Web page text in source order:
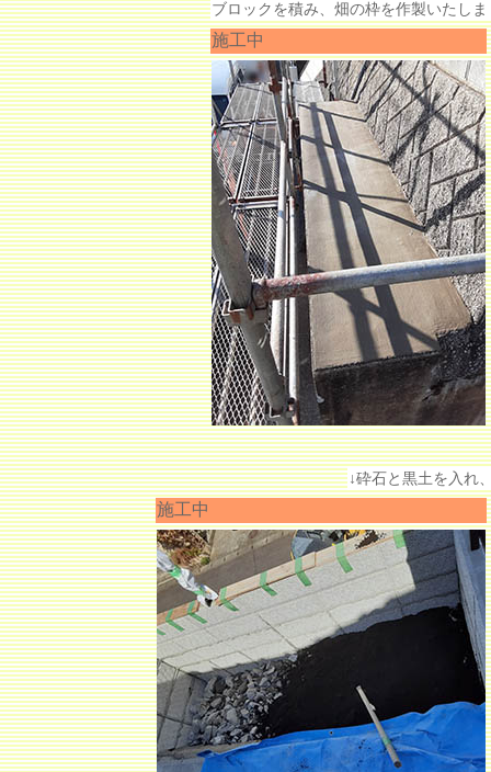
ブロックを積み、畑の枠を作製いたし
施工中
↓砕石と黒土を入れ
施工中